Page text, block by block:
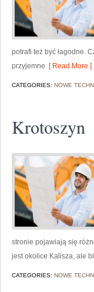
potrafi też być łagodne.
przyjemne [ Read More ]
CATEGORIES: NOWE
Krotoszyn
stronie pojawiają się
jest okolice Kalisza, ale
CATEGORIES: NOWE